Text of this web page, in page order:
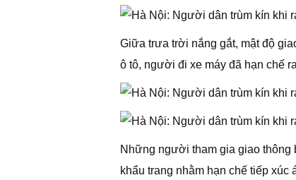
Giữa trưa trời nắng gắt, mật độ
ô tô, người đi xe máy đã hạn chế
Những người tham gia giao thông
khẩu trang nhằm hạn chế tiếp xúc